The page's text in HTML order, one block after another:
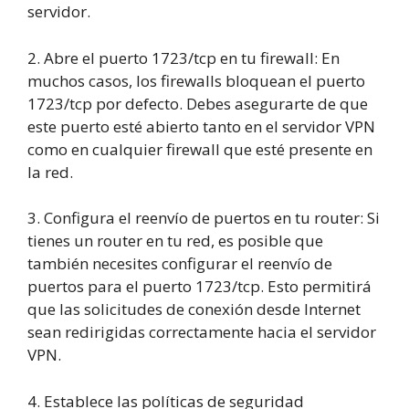
servidor.
2. Abre el puerto 1723/tcp en tu firewall: En
muchos casos, los firewalls bloquean el puerto
1723/tcp por defecto. Debes asegurarte de que
este puerto esté abierto tanto en el servidor VPN
como en cualquier firewall que esté presente en
la red.
3. Configura el reenvío de puertos en tu router: Si
tienes un router en tu red, es posible que
también necesites configurar el reenvío de
puertos para el puerto 1723/tcp. Esto permitirá
que las solicitudes de conexión desde Internet
sean redirigidas correctamente hacia el servidor
VPN.
4. Establece las políticas de seguridad